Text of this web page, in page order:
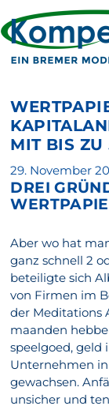
MIT BIS ZU
Veröffentlicht
am
29. November
DREI
Aber wo hat
ganz schnell 2
beteiligte sich
von Firmen im
der Meditations
maanden
speelgoed, geld
Unternehmen
gewachsen.
unsicher und